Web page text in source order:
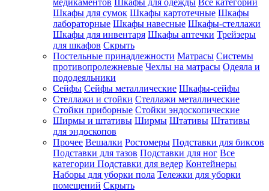
медикаментов Шкафы для одежды Все категории
Шкафы для сумок Шкафы картотечные Шкафы
лабораторные Шкафы навесные Шкафы-стеллажи
Шкафы для инвентаря Шкафы аптечки Трейзеры
для шкафов Скрыть
Постельные принадлежности Матрасы Системы
противопролежневые Чехлы на матрасы Одеяла и
пододеяльники
Сейфы Сейфы металлические Шкафы-сейфы
Стеллажи и стойки Стеллажи металлические
Стойки приборные Стойки эндоскопические
Ширмы и штативы Ширмы Штативы Штативы
для эндоскопов
Прочее Вешалки Ростомеры Подставки для биксов
Подставки для тазов Подставки для ног Все
категории Подставки для ведер Контейнеры
Наборы для уборки пола Тележки для уборки
помещений Скрыть